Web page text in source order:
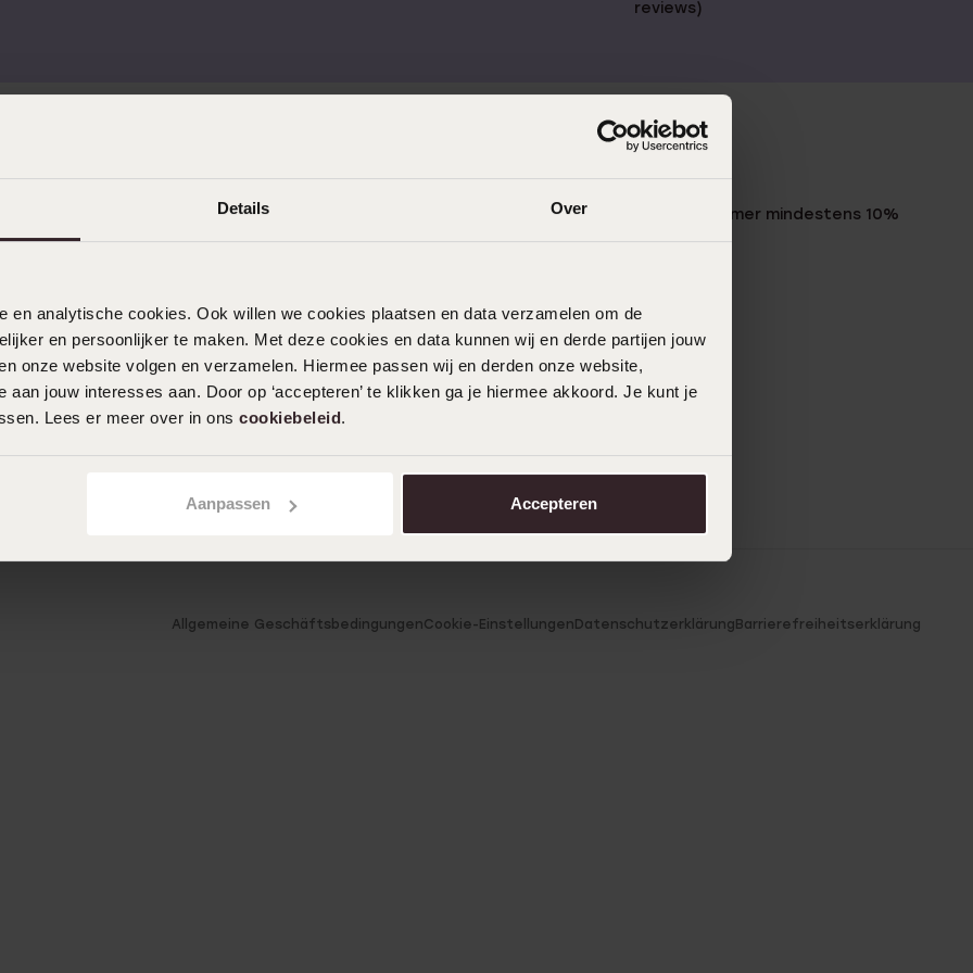
Details Over
en analytische cookies. Ook willen we cookies plaatsen en data verzamelen om de
en persoonlijker te maken. Met deze cookies en data kunnen wij en derde partijen jouw
onze website volgen en verzamelen. Hiermee passen wij en derden onze website,
aan jouw interesses aan. Door op ‘accepteren’ te klikken ga je hiermee akkoord. Je kunt je
Lees er meer over in ons cookiebeleid.
Aanpassen Accepteren
Namensohrringe
reviews)
Häufig gestellte Fragen
Aktionsbedingungen
Werde Mitglied und erhalte immer mindestens 10%
Rabatt auf all deine Einkäufe
Allgemeine GeschäftsbedingungenCookie-Einstellungen Datenschutzerklärung Barrierefreiheitserklärung